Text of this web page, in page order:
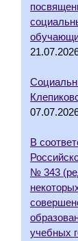
В
№ 343
учебных